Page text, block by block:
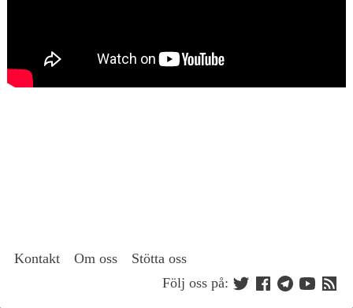
Kontakt Om oss
Stötta oss
Följ oss på: